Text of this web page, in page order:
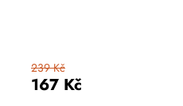
167 Kč
239 Kč